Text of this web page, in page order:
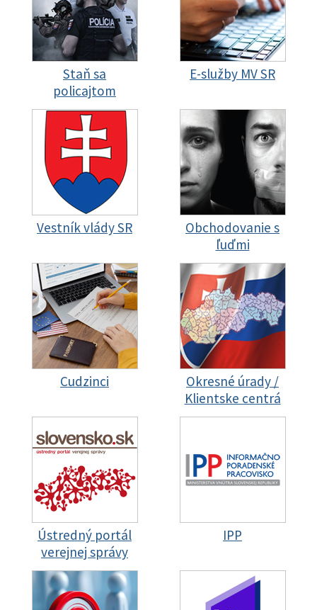
Staň sa
policajtom
E-služby MV SR
Vestník vlády SR
Obchodovanie s
ľuďmi
Cudzinci
Okresné úrady /
Klientske centrá
Ústredný portál
verejnej správy
IPP